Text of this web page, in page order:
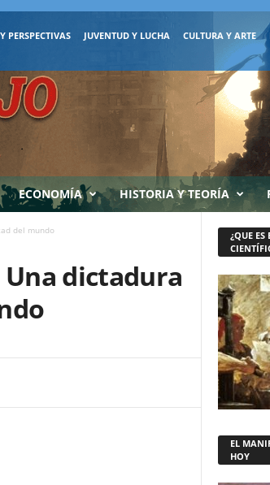
PERSPECTIVAS JUVENTUD Y LUCHA CULTURA Y ARTE
ECONOMÍA HISTORIA Y TEORÍA
del mundo
Una dictadura
¿QUE ES
EL
HOY